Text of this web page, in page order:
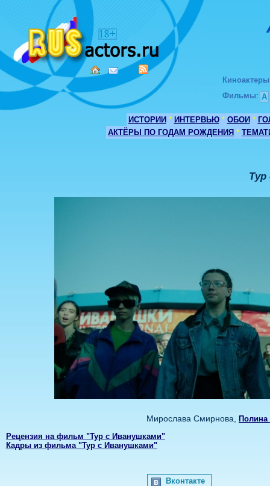
Киноактеры
Фильмы: А
ИСТОРИИ * ИНТЕРВЬЮ * ОБОИ *
АКТЁРЫ ПО ГОДАМ РОЖДЕНИЯ *
Мирослава Смирнова,
Полина
Рецензия на фильм "Тур с Иванушками"
Кадры из фильма "Тур с Иванушками"
Вконтакте